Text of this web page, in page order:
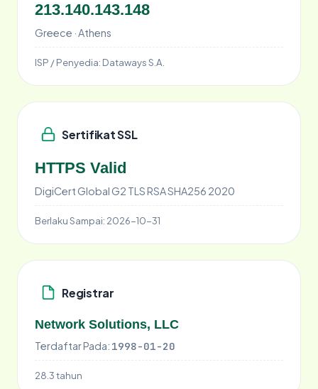
213.140.143.148
Greece · Athens
ISP / Penyedia: Dataways S.A.
Sertifikat SSL
HTTPS Valid
DigiCert Global G2 TLS RSA SHA256 2020
Berlaku Sampai: 2026-10-31
Registrar
Network Solutions, LLC
Terdaftar Pada: 1998-01-20
28.3 tahun